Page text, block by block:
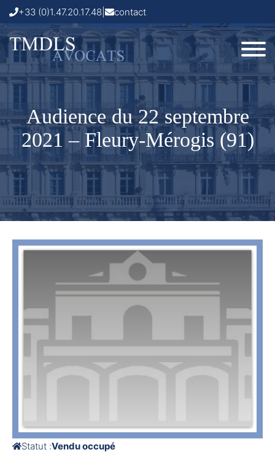
+33 (0)1.47.20.17.48 contact
Audience du 22 septembre
2021 – Fleury-Mérogis (91)
Statut :Vendu occupé